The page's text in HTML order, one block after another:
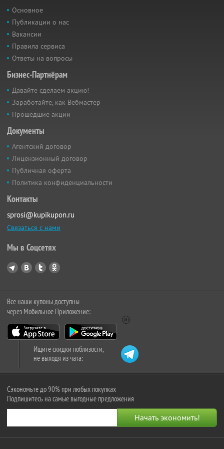
Основное
Публикации о нас
Вакансии
Правила сервиса
Ответы на вопросы
Бизнес-Партнёрам
Давайте сделаем акцию!
Заработайте, как Вебмастер
Прошедшие акции
Документы
Агентский договор
Лицензионный договор
Публичная оферта
Политика конфиденциальности
Контакты
sprosi@kupikupon.ru
Связаться с нами
Мы в Соцсетях
Все наши купоны доступны
через Мобильное Приложение:
Ищите скидки поблизости,
не выходя из чата:
Сэкономьте до 90% при любых покупках
Подпишитесь на самые выгодные предложения